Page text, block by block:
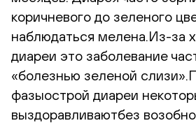
коричневого до зеленого
наблюдаться мелена.Из-за
диареи это заболевание
«болезнью зеленой
фазыострой диареи
выздоравливаютбез